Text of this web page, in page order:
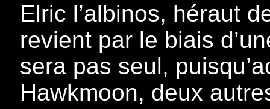
Elric l’albinos, héraut
revient par le biais
sera pas seul,
Hawkmoon, deux